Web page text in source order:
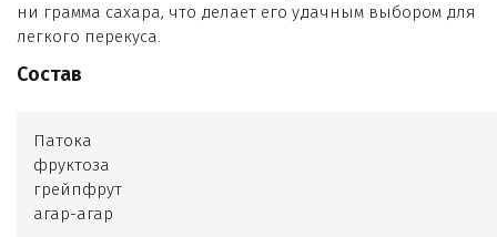
ни грамма сахара, что делает его удачным выбором для
легкого перекуса.
Состав
Патока
фруктоза
грейпфрут
агар-агар